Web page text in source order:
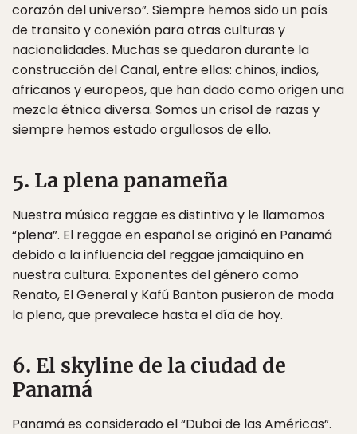
corazón del universo”. Siempre hemos sido un país
de transito y conexión para otras culturas y
nacionalidades. Muchas se quedaron durante la
construcción del Canal, entre ellas: chinos, indios,
africanos y europeos, que han dado como origen una
mezcla étnica diversa. Somos un crisol de razas y
siempre hemos estado orgullosos de ello.
5. La plena panameña
Nuestra música reggae es distintiva y le llamamos
“plena”. El reggae en español se originó en Panamá
debido a la influencia del reggae jamaiquino en
nuestra cultura. Exponentes del género como
Renato, El General y Kafú Banton pusieron de moda
la plena, que prevalece hasta el día de hoy.
6. El skyline de la ciudad de
Panamá
Panamá es considerado el “Dubai de las Américas”.